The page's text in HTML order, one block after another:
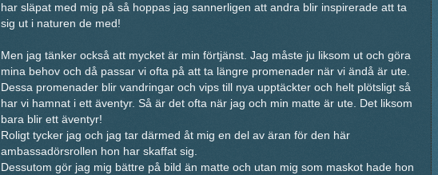
har släpat med mig på så hoppas jag sannerligen att andra blir inspirerade att ta
sig ut i naturen de med!
Men jag tänker också att mycket är min förtjänst. Jag måste ju liksom ut och göra
mina behov och då passar vi ofta på att ta längre promenader när vi ändå är ute.
Dessa promenader blir vandringar och vips till nya upptäckter och helt plötsligt så
har vi hamnat i ett äventyr. Så är det ofta när jag och min matte är ute. Det liksom
bara blir ett äventyr!
Roligt tycker jag och jag tar därmed åt mig en del av äran för den här
ambassadörsrollen hon har skaffat sig.
Dessutom gör jag mig bättre på bild än matte och utan mig som maskot hade hon